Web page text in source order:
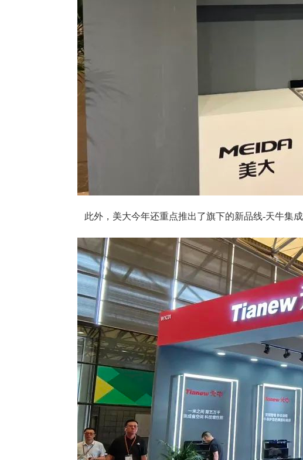
此外，美大今年还重点推出了旗下的新品线-天牛集